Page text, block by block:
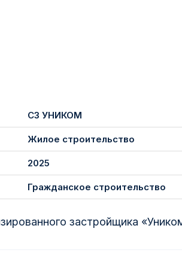
СЗ УНИКОМ
Жилое строительство
2025
Гражданское строительство
застройщика